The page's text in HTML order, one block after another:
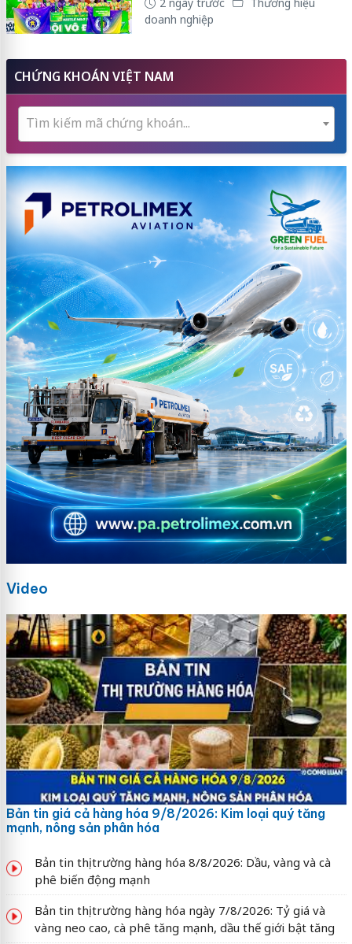
doanh nghiệp
CHỨNG KHOÁN VIỆT NAM
Tìm kiếm mã chứng khoán...
Video
Bản tin giá cả hàng hóa 9/8/2026: Kim loại quý tăng
mạnh, nông sản phân hóa
Bản tin thị trường hàng hóa 8/8/2026: Dầu, vàng và cà
phê biến động mạnh
Bản tin thị trường hàng hóa ngày 7/8/2026: Tỷ giá và
vàng neo cao, cà phê tăng mạnh, dầu thế giới bật tăng